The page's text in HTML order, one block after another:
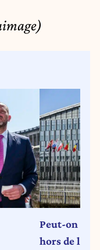
Peut-on
hors de